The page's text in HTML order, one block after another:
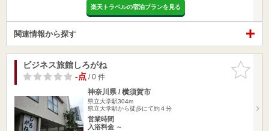
楽天トラベルの宿泊プランを見る
関連情報から探す
お気に入
りに追加
ビジネス旅館しろがね
-点/ 0 件
神奈川県 / 横須賀市
県立大学駅304m
県立大学駅から徒歩にて約４分
営業時間
入浴料金 ～